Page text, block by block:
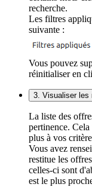
recherche.
Les filtres
suivante :
Vous pouvez
réinitialiser en
3. Visualiser les
La liste des
pertinence.
plus à vos
Vous avez
restitue les
celles-ci sont
est le plus